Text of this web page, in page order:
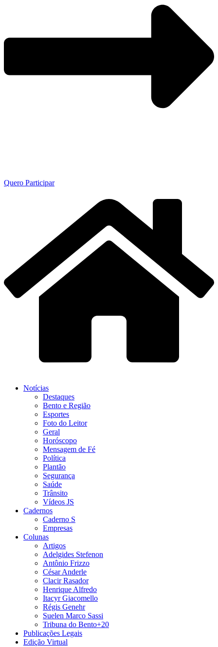
Quero Participar
Notícias
Destaques
Bento e Região
Esportes
Foto do Leitor
Geral
Horóscopo
Mensagem de Fé
Política
Plantão
Segurança
Saúde
Trânsito
Vídeos JS
Cadernos
Caderno S
Empresas
Colunas
Artigos
Adelgides Stefenon
Antônio Frizzo
César Anderle
Clacir Rasador
Henrique Alfredo
Itacyr Giacomello
Régis Genehr
Suelen Marco Sassi
Tribuna do Bento+20
Publicações Legais
Edição Virtual